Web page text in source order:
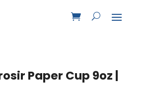
Paper Cup 9oz |